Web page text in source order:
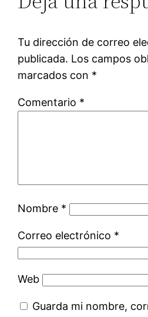
Tu dirección de correo
publicada. Los campos
marcados con *
Comentario *
Nombre *
Correo electrónico *
Web
Guarda mi nombre,